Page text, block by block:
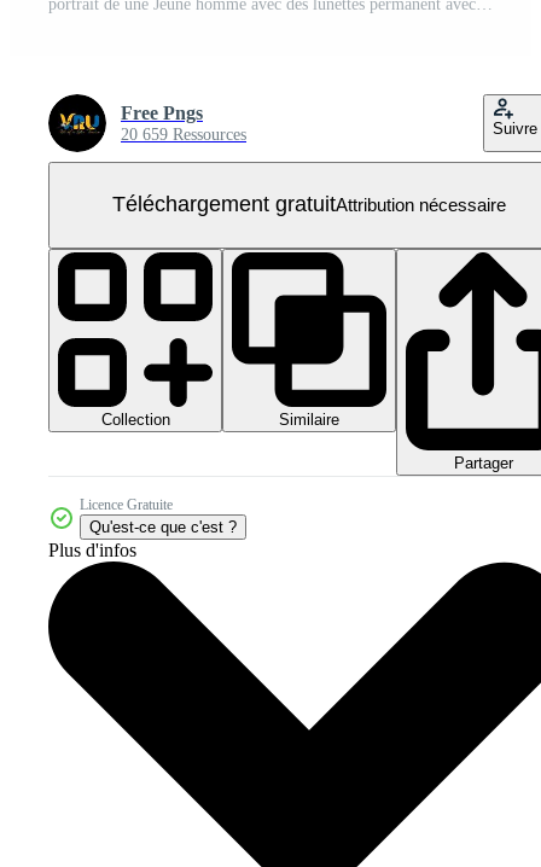
Free Pngs
20 659 Ressources Suivre
Téléchargement gratuitAttribution nécessaire
Collection Similaire
Partager
Licence Gratuite
Qu'est-ce que c'est ?
Plus d'infos